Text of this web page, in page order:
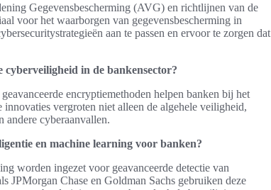
Gegevensbescherming (AVG) en richtlijnen van de
voor het waarborgen van gegevensbescherming in
aan te passen en ervoor te zorgen dat
cyberveiligheid in de bankensector?
encryptiemethoden helpen banken bij het
vergroten niet alleen de algehele veiligheid,
andere cyberaanvallen.
en machine learning voor banken?
worden ingezet voor geavanceerde detectie van
JPMorgan Chase en Goldman Sachs gebruiken deze